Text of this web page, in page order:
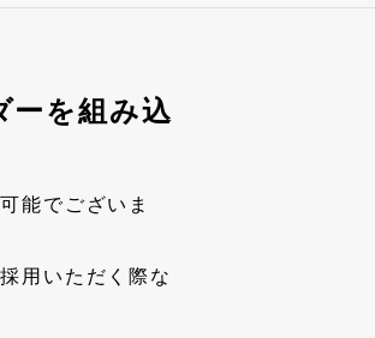
を組み込
能でございま
用いただく際な